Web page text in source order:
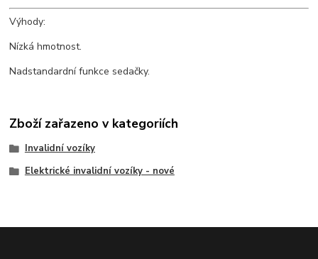
Výhody:
Nízká hmotnost.
Nadstandardní funkce sedačky.
Zboží zařazeno v kategoriích
Invalidní vozíky
Elektrické invalidní vozíky - nové